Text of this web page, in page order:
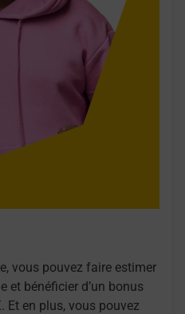
vous pouvez faire estimer
et bénéficier d’un bonus
Et en plus, vous pouvez